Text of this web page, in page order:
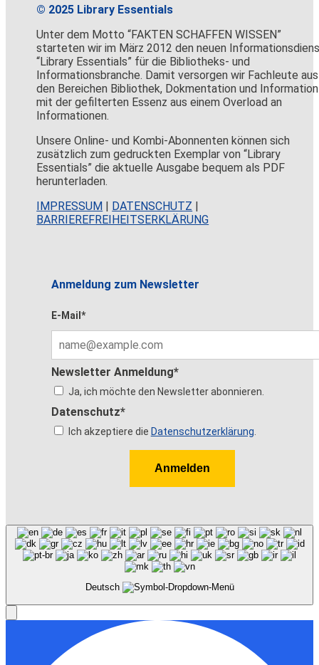
© 2025 Library Essentials
Unter dem Motto “FAKTEN SCHAFFEN WISSEN”
starteten wir im März 2012 den neuen
“Library Essentials” für die Bibliotheks- und
Informationsbranche. Damit versorgen wir Fachleute aus
den Bereichen Bibliothek, Dokmentation und Information
mit der gefilterten Essenz aus einem Overload an
Informationen.
Unsere Online- und Kombi-Abonnenten können sich
zusätzlich zum gedruckten Exemplar von “Library
Essentials” die aktuelle Ausgabe bequem als PDF
herunterladen.
IMPRESSUM
DATENSCHUTZ
BARRIEREFREIHEITSERKLÄRUNG
Anmeldung zum Newsletter
E-Mail*
Newsletter Anmeldung*
Ja, ich möchte den Newsletter abonnieren.
Datenschutz*
Ich akzeptiere die Datenschutzerklärung.
Anmelden
Deutsch